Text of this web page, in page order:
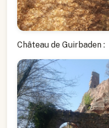
Château de Guirbaden :